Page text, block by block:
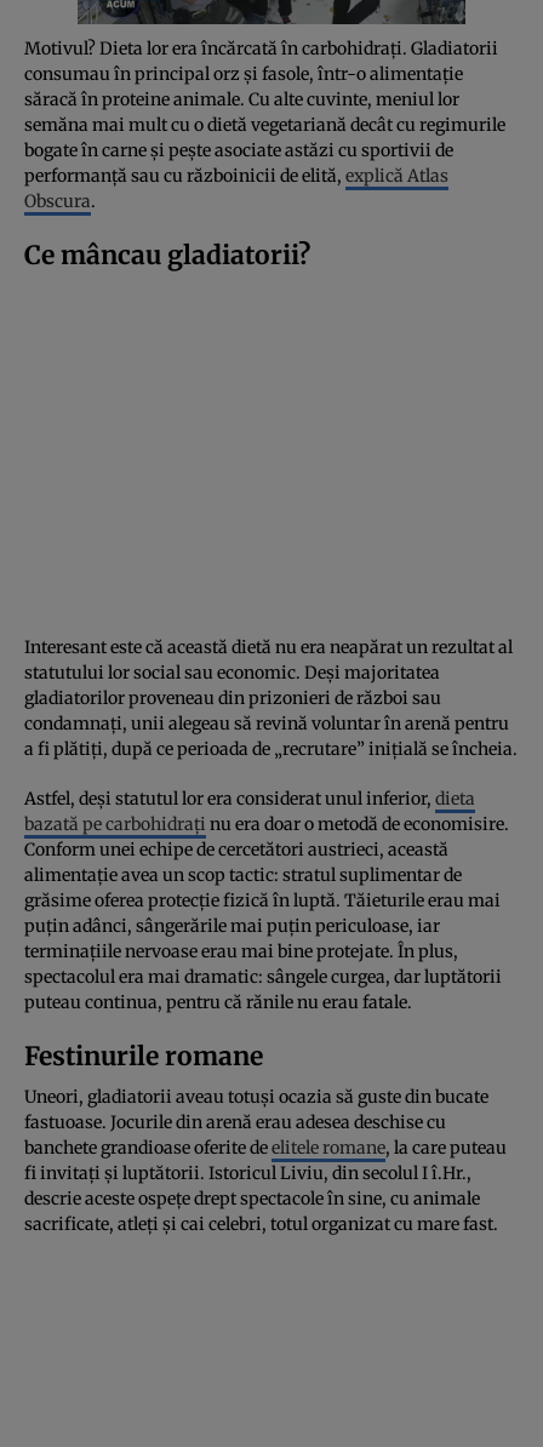
Motivul? Dieta lor era încărcată în carbohidrați. Gladiatorii
consumau în principal orz și fasole, într-o alimentație
săracă în proteine animale. Cu alte cuvinte, meniul lor
semăna mai mult cu o dietă vegetariană decât cu regimurile
bogate în carne și pește asociate astăzi cu sportivii de
performanță sau cu războinicii de elită, explică Atlas
Obscura.
Ce mâncau gladiatorii?
Interesant este că această dietă nu era neapărat un rezultat al
statutului lor social sau economic. Deși majoritatea
gladiatorilor proveneau din prizonieri de război sau
condamnați, unii alegeau să revină voluntar în arenă pentru
a fi plătiți, după ce perioada de „recrutare” inițială se încheia.
Astfel, deși statutul lor era considerat unul inferior, dieta
bazată pe carbohidrați nu era doar o metodă de economisire.
Conform unei echipe de cercetători austrieci, această
alimentație avea un scop tactic: stratul suplimentar de
grăsime oferea protecție fizică în luptă. Tăieturile erau mai
puțin adânci, sângerările mai puțin periculoase, iar
terminațiile nervoase erau mai bine protejate. În plus,
spectacolul era mai dramatic: sângele curgea, dar luptătorii
puteau continua, pentru că rănile nu erau fatale.
Festinurile romane
Uneori, gladiatorii aveau totuși ocazia să guste din bucate
fastuoase. Jocurile din arenă erau adesea deschise cu
banchete grandioase oferite deelitele romane, la care puteau
fi invitați și luptătorii. Istoricul Liviu, din secolul I î.Hr.,
descrie aceste ospețe drept spectacole în sine, cu animale
sacrificate, atleți și cai celebri, totul organizat cu mare fast.